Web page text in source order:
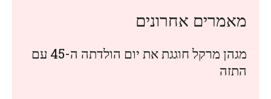
מאמרים אחרונים
מגהן מרקל חוגגת את יום הולדתה ה-45 עם
התזה